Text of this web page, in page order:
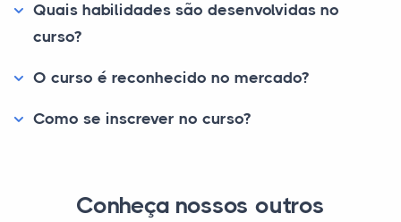
Quais habilidades são desenvolvidas no
curso?
O curso é reconhecido no mercado?
Como se inscrever no curso?
Conheça nossos outros